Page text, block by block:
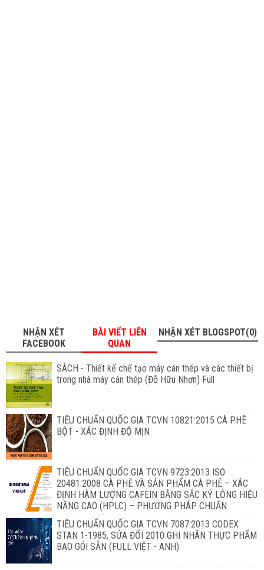
NHẬN XÉT
FACEBOOK
BÀI VIẾT LIÊN
QUAN
NHẬN XÉT BLOGSPOT(0)
SÁCH - Thiết kế chế tạo máy cán thép và các thiết bị
trong nhà máy cán thép (Đỗ Hữu Nhơn) Full
TIÊU CHUẨN QUỐC GIA TCVN 10821:2015 CÀ PHÊ
BỘT - XÁC ĐỊNH ĐỘ MỊN
TIÊU CHUẨN QUỐC GIA TCVN 9723:2013 ISO
20481:2008 CÀ PHÊ VÀ SẢN PHẨM CÀ PHÊ – XÁC
ĐỊNH HÀM LƯỢNG CAFEIN BẰNG SẮC KÝ LỎNG HIỆU
NĂNG CAO (HPLC) – PHƯƠNG PHÁP CHUẨN
TIÊU CHUẨN QUỐC GIA TCVN 7087:2013 CODEX
STAN 1-1985, SỬA ĐỔI 2010 GHI NHÃN THỰC PHẨM
BAO GÓI SẴN (FULL VIỆT - ANH)